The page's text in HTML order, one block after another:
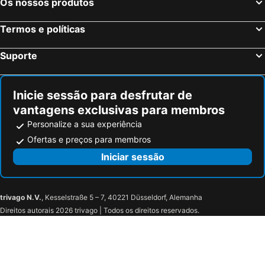
Termos e políticas
Suporte
Inicie sessão para desfrutar de
vantagens exclusivas para membros
Personalize a sua experiência
Ofertas e preços para membros
Iniciar sessão
trivago N.V., Kesselstraße 5 – 7, 40221 Düsseldorf, Alemanha
Direitos autorais 2026 trivago | Todos os direitos reservados.